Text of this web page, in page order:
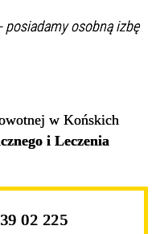
posiadamy osobną izbę
w Końskich
i Leczenia
02 225